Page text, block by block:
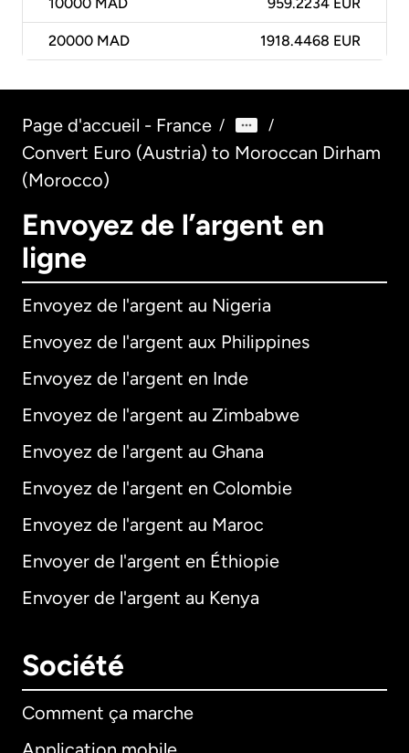
10000 MAD 959.2234 EUR
20000 MAD 1918.4468 EUR
Page d'accueil - France / /
Convert Euro (Austria) to Moroccan Dirham
(Morocco)
Envoyez de l’argent en
ligne
Envoyez de l'argent au Nigeria
Envoyez de l'argent aux Philippines
Envoyez de l'argent en Inde
Envoyez de l'argent au Zimbabwe
Envoyez de l'argent au Ghana
Envoyez de l'argent en Colombie
Envoyez de l'argent au Maroc
Envoyer de l'argent en Éthiopie
Envoyer de l'argent au Kenya
Société
Comment ça marche